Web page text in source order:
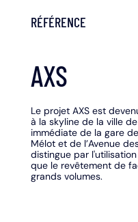
RÉFÉRENCE
AXS
Le projet AXS est
à la skyline de la ville
immédiate de la gare
Mélot et de l’Avenue
distingue par
que le revêtement de
grands volumes.